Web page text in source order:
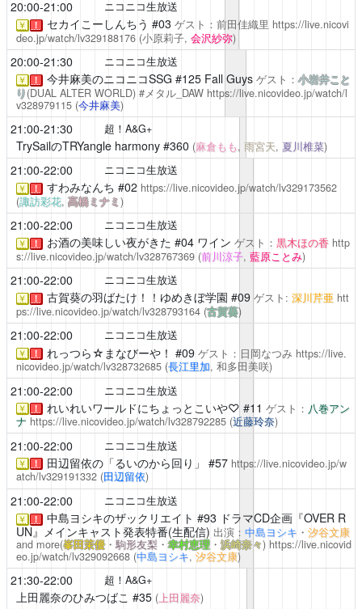
20:00-21:00 ニコニコ生放送
￥ ！ セカイこーしんちう #03 ゲスト：前田佳織里 https://live.nicovi
deo.jp/watch/lv329188176 (小原莉子, 会沢紗弥)
20:00-21:30 ニコニコ生放送
￥ ！ 今井麻美のニコニコSSG #125 Fall Guys ゲスト：小岩井こと
り(DUAL ALTER WORLD) #メタル_DAW https://live.nicovideo.jp/watch/l
v328979115 (今井麻美)
21:00-21:30 超！A&G+
TrySailのTRYangle harmony#360 (麻倉もも, 雨宮天, 夏川椎菜)
21:00-22:00 ニコニコ生放送
￥ ！ すわみなんち #02 https://live.nicovideo.jp/watch/lv329173562
(諏訪彩花,髙橋ミナミ)
21:00-22:00 ニコニコ生放送
￥ ！ お酒の美味しい夜がきた #04 ワイン ゲスト： 黒木ほの香 http
s://live.nicovideo.jp/watch/lv328767369 (前川涼子, 藍原ことみ)
21:00-22:00 ニコニコ生放送
￥ ！ 古賀葵の羽ばたけ！！ゆめきぼ学園 #09 ゲスト: 深川芹亜 htt
ps://live.nicovideo.jp/watch/lv328793164 (古賀葵)
21:00-22:00 ニコニコ生放送
￥ ！ れっつら☆まなびーや！ #09 ゲスト：日岡なつみ https://live.
nicovideo.jp/watch/lv328732685 (長江里加, 和多田美咲)
21:00-22:00 ニコニコ生放送
￥ ！ れいれいワールドにちょっとこいや♡ #11 ゲスト： 八巻アン
ナ https://live.nicovideo.jp/watch/lv328792285 (近藤玲奈)
21:00-22:00 ニコニコ生放送
￥ ！ 田辺留依の「るいのから回り」 #57 https://live.nicovideo.jp/w
atch/lv329191332 (田辺留依)
21:00-22:00 ニコニコ生放送
￥ ！ 中島ヨシキのザックリエイト #93 ドラマCD企画『OVER R
UN』メインキャスト発表特番(生配信) 出演： 中島ヨシキ ・ 汐谷文康
and more(峯田茉優・ 駒形友梨・幸村恵理・浜崎奈々) https://live.nicovid
eo.jp/watch/lv329092668 (中島ヨシキ, 汐谷文康)
21:30-22:00 超！A&G+
上田麗奈のひみつばこ #35 (上田麗奈)